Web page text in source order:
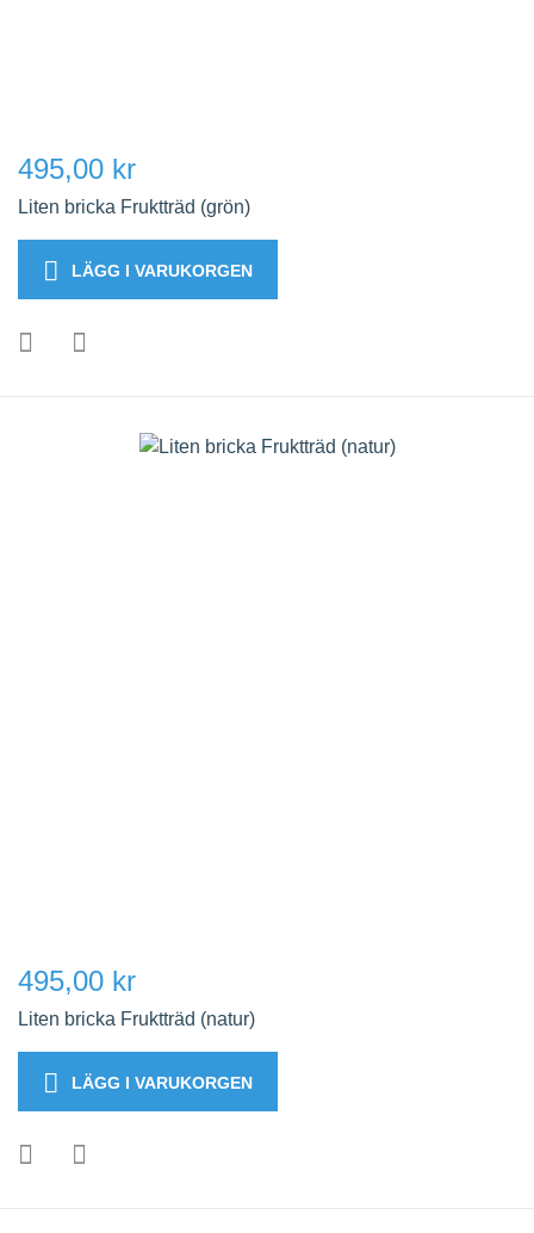
495,00 kr
Liten bricka Fruktträd (grön)
LÄGG I VARUKORGEN
495,00 kr
Liten bricka Fruktträd (natur)
LÄGG I VARUKORGEN